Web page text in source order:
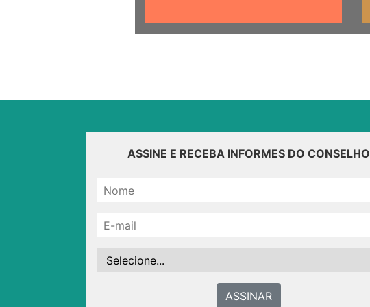
ASSINE E RECEBA INFORMES DO CONSELHO
ASSINAR